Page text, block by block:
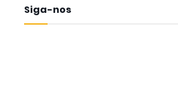
Siga-nos